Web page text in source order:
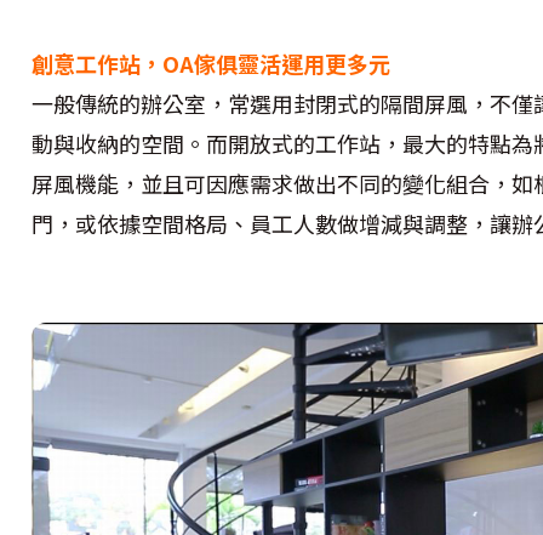
創意工作站， OA傢俱靈活運用更多元
一般傳統的辦公室，常選用封閉式的隔間屏風，不
動與收納的空間。而開放式的工作站，最大的特點
屏風機能，並且可因應需求做出不同的變化組合，
門，或依據空間格局、員工人數做增減與調整，讓